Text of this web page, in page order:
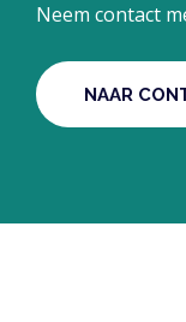
Neem contact
NAAR